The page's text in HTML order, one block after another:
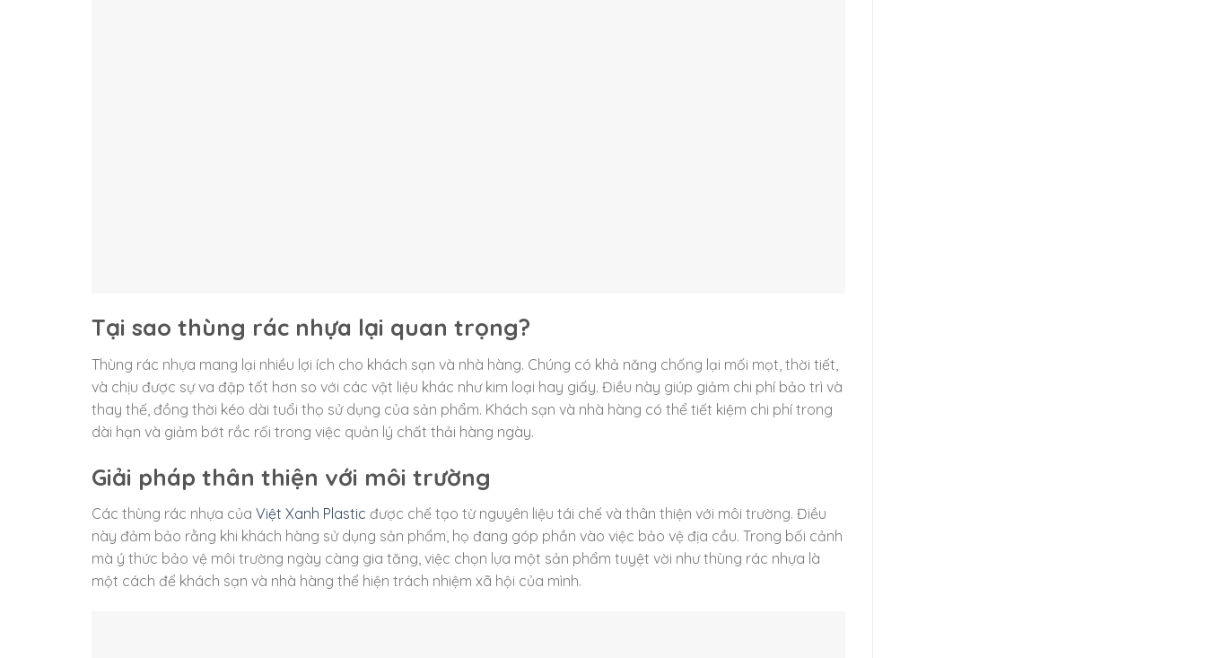
Tại sao thùng rác nhựa lại quan trọng?
Thùng rác nhựa mang lại nhiều lợi ích cho khách sạn và nhà hàng. Chúng có khả năng chống lại mối mọt, thời tiết,
và chịu được sự va đập tốt hơn so với các vật liệu khác như kim loại hay giấy. Điều này giúp giảm chi phí bảo trì và
thay thế, đồng thời kéo dài tuổi thọ sử dụng của sản phẩm. Khách sạn và nhà hàng có thể tiết kiệm chi phí trong
dài hạn và giảm bớt rắc rối trong việc quản lý chất thải hàng ngày.
Giải pháp thân thiện với môi trường
Các thùng rác nhựa của Việt Xanh Plastic được chế tạo từ nguyên liệu tái chế và thân thiện với môi trường. Điều
này đảm bảo rằng khi khách hàng sử dụng sản phẩm, họ đang góp phần vào việc bảo vệ địa cầu. Trong bối cảnh
mà ý thức bảo vệ môi trường ngày càng gia tăng, việc chọn lựa một sản phẩm tuyệt vời như thùng rác nhựa là
một cách để khách sạn và nhà hàng thể hiện trách nhiệm xã hội của mình.